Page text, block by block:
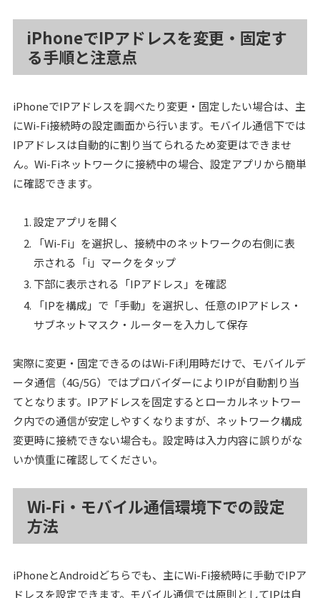
iPhoneでIPアドレスを変更・固定す
る手順と注意点
iPhoneでIPアドレスを調べたり変更・固定したい場合は、主
にWi-Fi接続時の設定画面から行います。モバイル通信下では
IPアドレスは自動的に割り当てられるため変更はできませ
ん。Wi-Fiネットワークに接続中の場合、設定アプリから簡単
に確認できます。
設定アプリを開く
「Wi-Fi」を選択し、接続中のネットワークの右側に表
示される「i」マークをタップ
下部に表示される「IPアドレス」を確認
「IPを構成」で「手動」を選択し、任意のIPアドレス・
サブネットマスク・ルーターを入力して保存
実際に変更・固定できるのはWi-Fi利用時だけで、モバイルデ
ータ通信（4G/5G）ではプロバイダーによりIPが自動割り当
てとなります。IPアドレスを固定するとローカルネットワー
ク内での通信が安定しやすくなりますが、ネットワーク構成
変更時に接続できない場合も。設定時は入力内容に誤りがな
いか慎重に確認してください。
Wi-Fi・モバイル通信環境下での設定
方法
iPhoneとAndroidどちらでも、主にWi-Fi接続時に手動でIPア
ドレスを設定できます。モバイル通信では原則としてIPは自